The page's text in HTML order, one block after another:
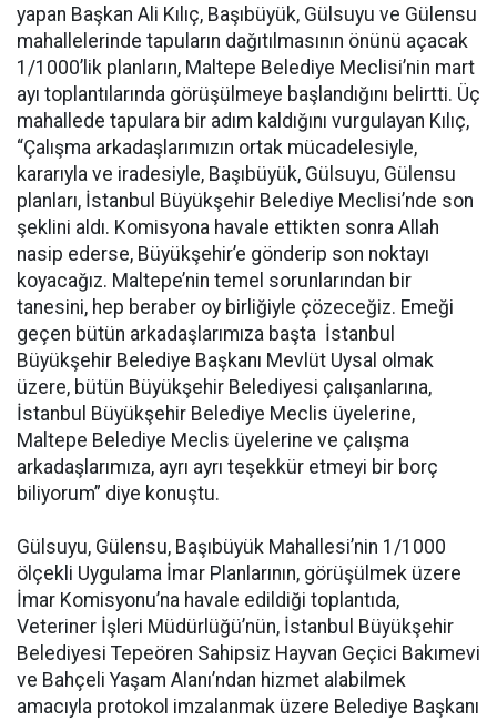
yapan Başkan Ali Kılıç, Başıbüyük, Gülsuyu ve Gülensu
mahallelerinde tapuların dağıtılmasının önünü açacak
1/1000’lik planların, Maltepe Belediye Meclisi’nin mart
ayı toplantılarında görüşülmeye başlandığını belirtti. Üç
mahallede tapulara bir adım kaldığını vurgulayan Kılıç,
“Çalışma arkadaşlarımızın ortak mücadelesiyle,
kararıyla ve iradesiyle, Başıbüyük, Gülsuyu, Gülensu
planları, İstanbul Büyükşehir Belediye Meclisi’nde son
şeklini aldı. Komisyona havale ettikten sonra Allah
nasip ederse, Büyükşehir’e gönderip son noktayı
koyacağız. Maltepe’nin temel sorunlarından bir
tanesini, hep beraber oy birliğiyle çözeceğiz. Emeği
geçen bütün arkadaşlarımıza başta İstanbul
Büyükşehir Belediye Başkanı Mevlüt Uysal olmak
üzere, bütün Büyükşehir Belediyesi çalışanlarına,
İstanbul Büyükşehir Belediye Meclis üyelerine,
Maltepe Belediye Meclis üyelerine ve çalışma
arkadaşlarımıza, ayrı ayrı teşekkür etmeyi bir borç
biliyorum” diye konuştu.
Gülsuyu, Gülensu, Başıbüyük Mahallesi’nin 1/1000
ölçekli Uygulama İmar Planlarının, görüşülmek üzere
İmar Komisyonu’na havale edildiği toplantıda,
Veteriner İşleri Müdürlüğü’nün, İstanbul Büyükşehir
Belediyesi Tepeören Sahipsiz Hayvan Geçici Bakımevi
ve Bahçeli Yaşam Alanı’ndan hizmet alabilmek
amacıyla protokol imzalanmak üzere Belediye Başkanı